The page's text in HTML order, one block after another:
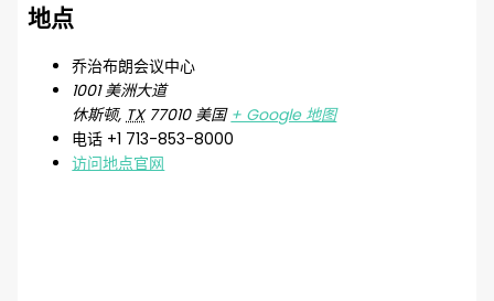
地点
乔治布朗会议中心
1001 美洲大道
休斯顿, TX 77010 美国 + Google 地图
电话 +1 713-853-8000
访问地点官网